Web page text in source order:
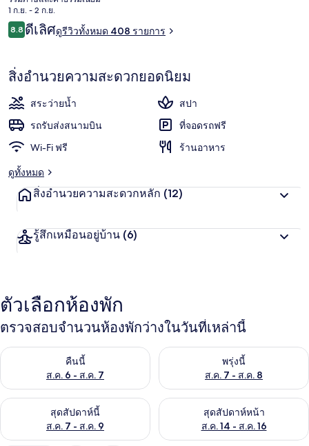
1 ก.ย. - 2 ก.ย.
รีวิว
8.88.8 จาก 10
ดีเลิศดูรีวิวทั้งหมด 408 รายการ
สิ่งอำนวยความสะดวกยอดนิยม
สระว่ายน้ำ
สปา
รถรับส่งสนามบิน
ที่จอดรถฟรี
Wi-Fi ฟรี
ร้านอาหาร
ดูทั้งหมด
สิ่งอำนวยความสะดวกหลัก (12)
รู้สึกเหมือนอยู่บ้าน (6)
ตัวเลือกห้องพัก
ตรวจสอบจำนวนห้องพักว่างในวันที่เหล่านี้
คืนนี้
ส.ค. 6 - ส.ค. 7
ตรวจสอบจำนวนห้องพักว่างในคืนนี้ ส.ค. 6 - ส.ค. 7พรุ่งนี้
ส.ค. 7 - ส.ค. 8
ตรวจสอบจำนวนห้องพักว่างใน
สุดสัปดาห์นี้
ส.ค. 7 - ส.ค. 9
ตรวจสอบจำนวนห้องพักว่างในสุดสัปดาห์นี้ ส.ค. 7 - ส.ค. 9
สุดสัปดาห์หน้า
ส.ค. 14 - ส.ค. 16
ตรวจสอบจำนวนห้องพักว่างใน